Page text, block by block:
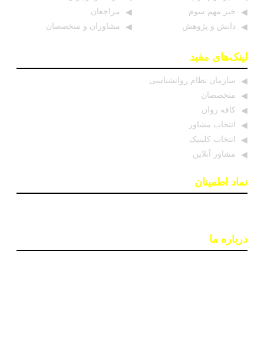
خبر مهم سوم
دانش و پژوهش
مراجعان
مشاوران و متخصصان
لینک‌های مفید
سازمان نظام روانشناسی
متخصصان
کافه روان
انتخاب مشاور
انتخاب کلینیک
مشاور آنلاین
نماد اطمینان
درباره ما